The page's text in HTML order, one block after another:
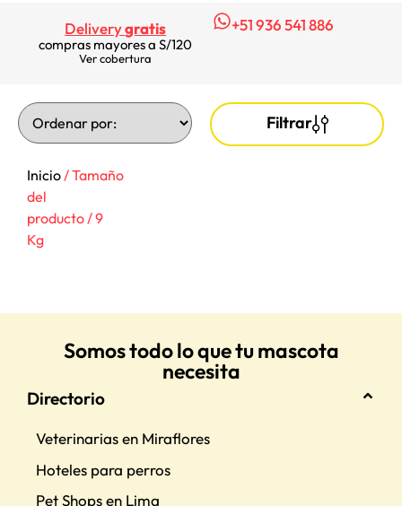
Deliverygratis
compras mayores a S/120
Ver cobertura
+51 936 541 886
Filtrar
Inicio/ Tamaño
del
producto / 9
Kg
Somos todo lo que tu mascota
necesita
Directorio
Veterinarias en Miraflores
Hoteles para perros
Pet Shops en Lima